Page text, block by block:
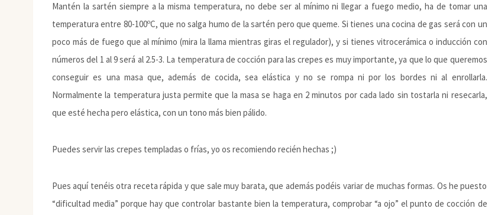
Mantén la sartén siempre a la misma temperatura, no debe ser al mínimo ni llegar a fuego medio, ha de tomar una
temperatura entre 80-100ºC, que no salga humo de la sartén pero que queme. Si tienes una cocina de gas será con un
poco más de fuego que al mínimo (mira la llama mientras giras el regulador), y si tienes vitrocerámica o inducción con
números del 1 al 9 será al 2.5-3. La temperatura de cocción para las crepes es muy importante, ya que lo que queremos
conseguir es una masa que, además de cocida, sea elástica y no se rompa ni por los bordes ni al enrollarla.
Normalmente la temperatura justa permite que la masa se haga en 2 minutos por cada lado sin tostarla ni resecarla,
que esté hecha pero elástica, con un tono más bien pálido.
Puedes servir las crepes templadas o frías, yo os recomiendo recién hechas ;)
Pues aquí tenéis otra receta rápida y que sale muy barata, que además podéis variar de muchas formas. Os he puesto
“dificultad media” porque hay que controlar bastante bien la temperatura, comprobar “a ojo” el punto de cocción de